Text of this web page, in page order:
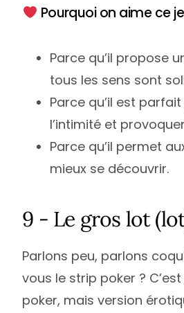
Pourquoi on aime ce
Parce qu’il propose
tous les sens sont
Parce qu’il est
l’intimité et
Parce qu’il permet
mieux se découvrir.
9 - Le gros lot
Parlons peu, parlons
vous le strip poker ?
poker, mais version